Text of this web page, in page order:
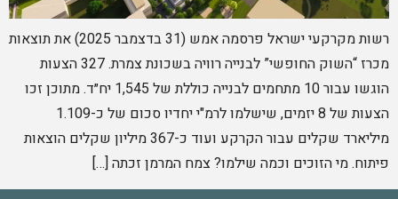
רשות מקרקעי ישראל פרסמה אמש (31 בדצמבר 2025) את תוצאות
מכרז “השוק החופשי” לבנייה רוויה בשכונת צמרת. 327 הצעות
הוגשו עבור 10 מתחמים לבנייה כוללת של 1,545 יח״ד. מתוכן זכו
הצעות של 8 יזמים, שישלמו לרמ"י יחדיו סכום של כ-1.109
מיליארד שקלים עבור הקרקע ועוד כ-367 מיליון שקלים הוצאות
פיתוח. מי הזוכים וכמה שילמו? צמח המרמן זכתה […]